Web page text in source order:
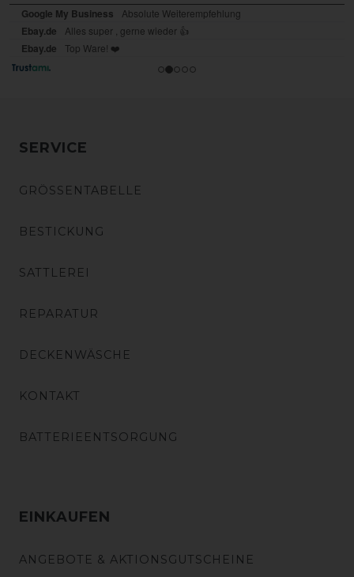
SERVICE
GRÖSSENTABELLE
BESTICKUNG
SATTLEREI
REPARATUR
DECKENWÄSCHE
KONTAKT
BATTERIEENTSORGUNG
EINKAUFEN
ANGEBOTE & AKTIONSGUTSCHEINE